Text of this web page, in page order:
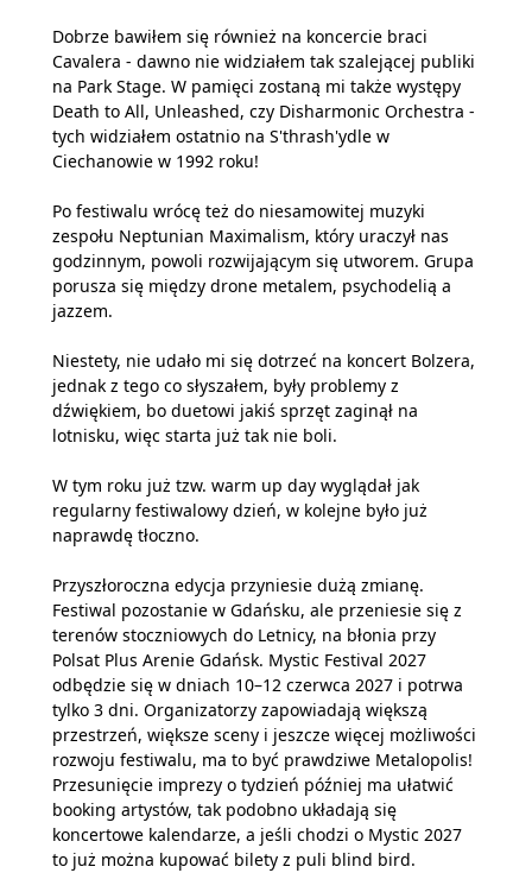
Dobrze bawiłem się również na koncercie braci
Cavalera - dawno nie widziałem tak szalejącej publiki
na Park Stage. W pamięci zostaną mi także występy
Death to All, Unleashed, czy Disharmonic Orchestra -
tych widziałem ostatnio na S'thrash'ydle w
Ciechanowie w 1992 roku!
Po festiwalu wrócę też do niesamowitej muzyki
zespołu Neptunian Maximalism, który uraczył nas
godzinnym, powoli rozwijającym się utworem. Grupa
porusza się między drone metalem, psychodelią a
jazzem.
Niestety, nie udało mi się dotrzeć na koncert Bolzera,
jednak z tego co słyszałem, były problemy z
dźwiękiem, bo duetowi jakiś sprzęt zaginął na
lotnisku, więc starta już tak nie boli.
W tym roku już tzw. warm up day wyglądał jak
regularny festiwalowy dzień, w kolejne było już
naprawdę tłoczno.
Przyszłoroczna edycja przyniesie dużą zmianę.
Festiwal pozostanie w Gdańsku, ale przeniesie się z
terenów stoczniowych do Letnicy, na błonia przy
Polsat Plus Arenie Gdańsk. Mystic Festival 2027
odbędzie się w dniach 10–12 czerwca 2027 i potrwa
tylko 3 dni. Organizatorzy zapowiadają większą
przestrzeń, większe sceny i jeszcze więcej możliwości
rozwoju festiwalu, ma to być prawdziwe Metalopolis!
Przesunięcie imprezy o tydzień później ma ułatwić
booking artystów, tak podobno układają się
koncertowe kalendarze, a jeśli chodzi o Mystic 2027
to już można kupować bilety z puli blind bird.